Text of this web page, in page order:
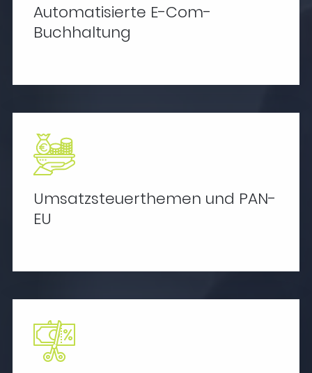
Automatisierte E-Com-
Buchhaltung
Umsatzsteuerthemen und PAN-
EU